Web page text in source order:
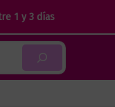
1 y 3 días